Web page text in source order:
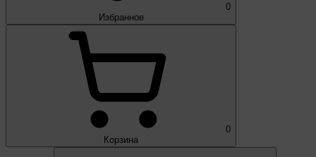
0
Избранное
0
Корзина